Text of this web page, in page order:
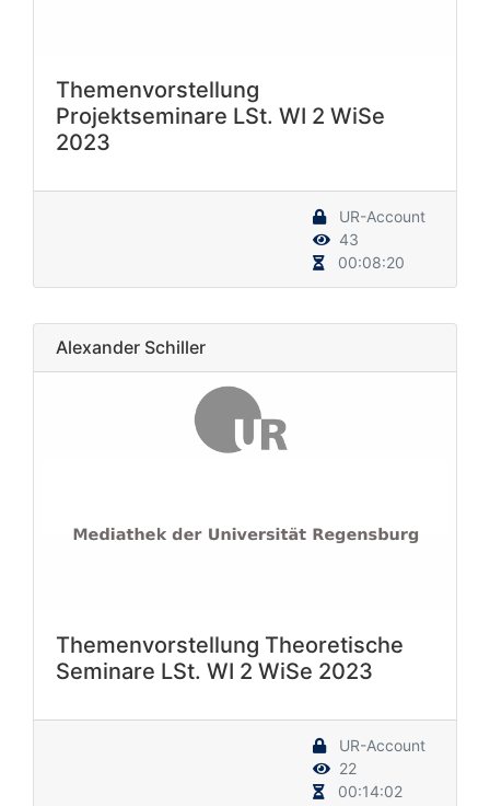
Themenvorstellung
Projektseminare LSt. WI 2 WiSe
2023
UR-Account
43
00:08:20
Alexander Schiller
Themenvorstellung Theoretische
Seminare LSt. WI 2 WiSe 2023
UR-Account
22
00:14:02